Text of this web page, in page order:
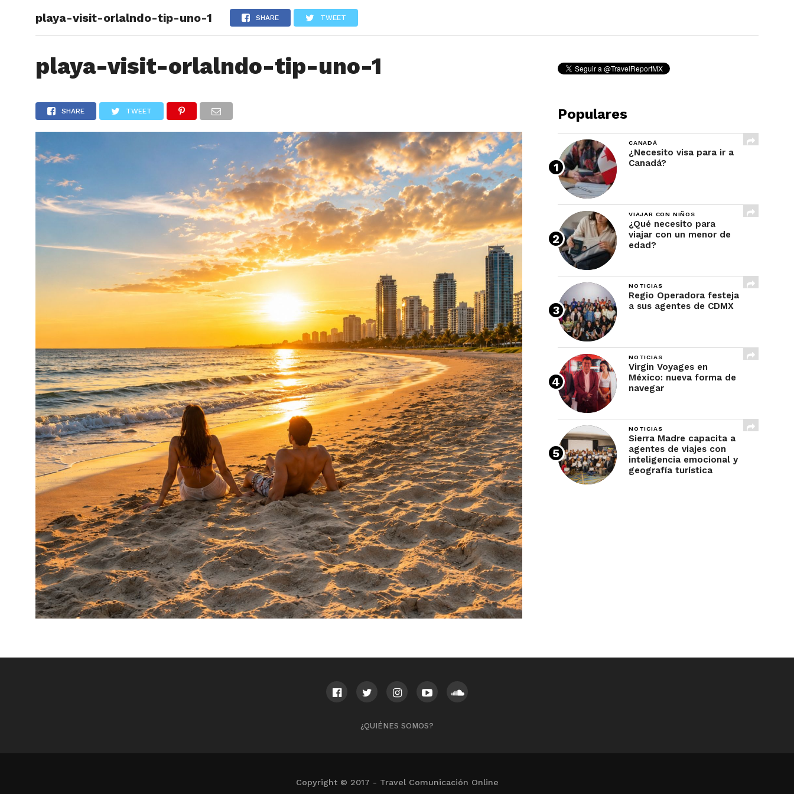
ARTÍCULOS REVIEWS
playa-visit-orlalndo-tip-uno-1 SHARE TWEET
playa-visit-orlalndo-tip-uno-1
SHARE TWEET Populares
CANADÁ
¿Necesito visa para ir a
Canadá?
VIAJAR CON NIÑOS
¿Qué necesito para
viajar con un menor de
edad?
NOTICIAS
Regio Operadora festeja
a sus agentes de CDMX
NOTICIAS
Virgin Voyages en
México: nueva forma de
navegar
NOTICIAS
Sierra Madre capacita a
agentes de viajes con
inteligencia emocional y
geografía turística
¿QUIÉNES SOMOS?
Copyright © 2017 - Travel Comunicación Online